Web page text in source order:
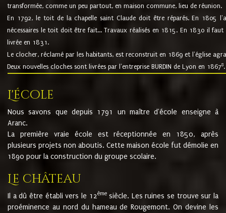
transformée, comme un peu partout, en maison commune, lieu de réunion.
En 1792, le toit de la chapelle saint Claude doit être réparés. En 1805
nécessaires le toit doit être fait... Travaux réalisés en 1815. En 1830 il
livrée en 1831.
Le clocher, réclamé par les habitants, est reconstruit en 1869 et l'église
Deux nouvelles cloches sont livrées par l'entreprise BURDIN de Lyon en 18678.
L'école
Nous savons que depuis 1791 un maître d'école enseigne à
Aranc.
La première vraie école est réceptionnée en 1850, après
plusieurs projets non aboutis. Cette maison école fut démolie en
1890 pour la construction du groupe scolaire.
Le château
Il a dû être établi vers le 12èmesiècle. Les ruines se trouve sur la
proéminence au nord du hameau de Rougemont. On devine les